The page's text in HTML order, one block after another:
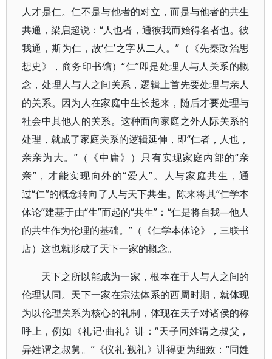
人才是仁。仁不是与他者的对立，而是与他者的共生
共通，梁启超说：“人也者，通彼我而始得名者也。彼
我通，斯为仁，故‘仁’之字从二人。”（《先秦政治思
想史》，商务印书馆）“仁”即是处理人与人关系的概
念，处理人与人之间关系，逻辑上首先要处理与亲人
的关系。因为人在家庭中生长起来，随后才要处理与
社会中其他人的关系。这种面向家庭之外人际关系的
处理，就成了家庭关系的逻辑延伸，即“仁者，人也，
亲亲为大。”（《中庸》）只有实现家庭内部的“亲
亲”，才能实现向外的“爱人”。人与家庭共生，通
过“仁”的概念转向了人与天下共生。陈来将其“仁学本
体论”建基于由“生”而起的“共生”：“仁是将自我—他人
的共生作为伦理的基础。”（《仁学本体论》，三联书
店）这也就形成了天下一家的概念。
天下之所以能成为一家，根本在于人与人之间的
伦理认同。天下一家在宗法体系的西周时期，就体现
为以伦理关系为核心的礼制，体现在天子对诸侯的称
呼上，例如《礼记·曲礼》讲：“天子同姓谓之叔父，
异姓谓之叔舅。”《仪礼·觐礼》讲得更为细致：“同姓